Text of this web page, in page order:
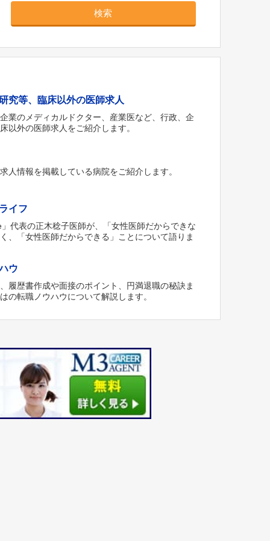
検索
究等、臨床以外の医師求人
業のメディカルドクター、産業医など、行政、企
以外の医師求人をご紹介します。
人情報を掲載している病院をご紹介します。
イフ
」代表の正木稔子医師が、「女性医師だからできな
、「女性医師だからできる」ことについて語りま
ウ
履歴書作成や面接のポイント、円満退職の秘訣ま
の転職ノウハウについて解説します。